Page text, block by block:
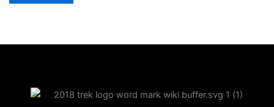
de